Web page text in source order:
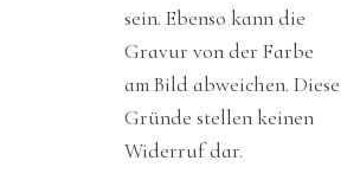
sein. Ebenso kann die
Gravur von der Farbe
am Bild abweichen. Diese
Gründe stellen keinen
Widerruf dar.